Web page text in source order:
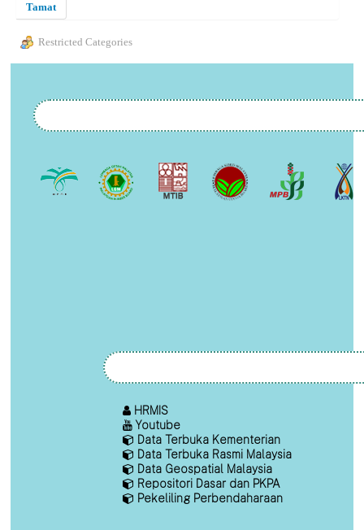
Tamat
Restricted Categories
HRMIS
Youtube
Data Terbuka Kementerian
Data Terbuka Rasmi Malaysia
Data Geospatial Malaysia
Repositori Dasar dan PKPA
Pekeliling Perbendaharaan